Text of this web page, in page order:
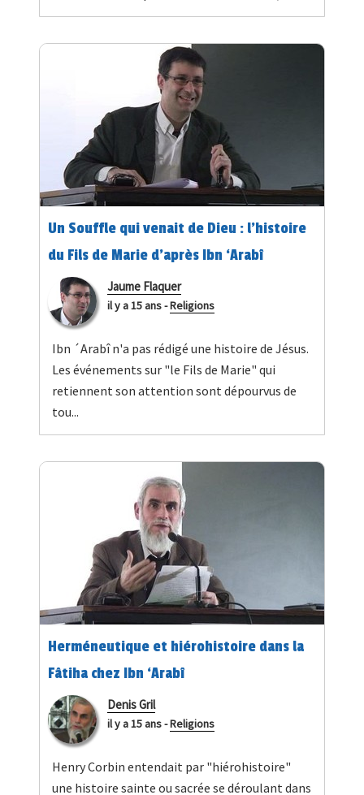
Un Souffle qui venait de Dieu : l’histoire
du Fils de Marie d’après Ibn ‘Arabî
Jaume Flaquer
il y a 15 ans-Religions
Ibn ´Arabî n'a pas rédigé une histoire de Jésus.
Les événements sur "le Fils de Marie" qui
retiennent son attention sont dépourvus de
tou...
Herméneutique et hiérohistoire dans la
Fâtiha chez Ibn ‘Arabî
Denis Gril
il y a 15 ans-Religions
Henry Corbin entendait par "hiérohistoire"
une histoire sainte ou sacrée se déroulant dans